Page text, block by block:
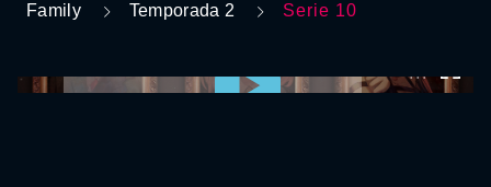
Family
Temporada 2 Serie 10